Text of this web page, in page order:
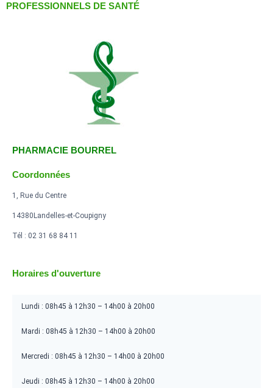
PROFESSIONNELS DE SANTÉ
PHARMACIE BOURREL
Coordonnées
1, Rue du Centre
14380Landelles-et-Coupigny
Tél : 02 31 68 84 11
Horaires d'ouverture
Lundi : 08h45 à 12h30 – 14h00 à 20h00
Mardi : 08h45 à 12h30 – 14h00 à 20h00
Mercredi : 08h45 à 12h30 – 14h00 à 20h00
Jeudi : 08h45 à 12h30 – 14h00 à 20h00